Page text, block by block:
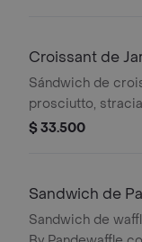
Croissant de
Sándwich de
prosciutto,
de lechugas.
$ 33.500
Sandwich de
Sandwich de